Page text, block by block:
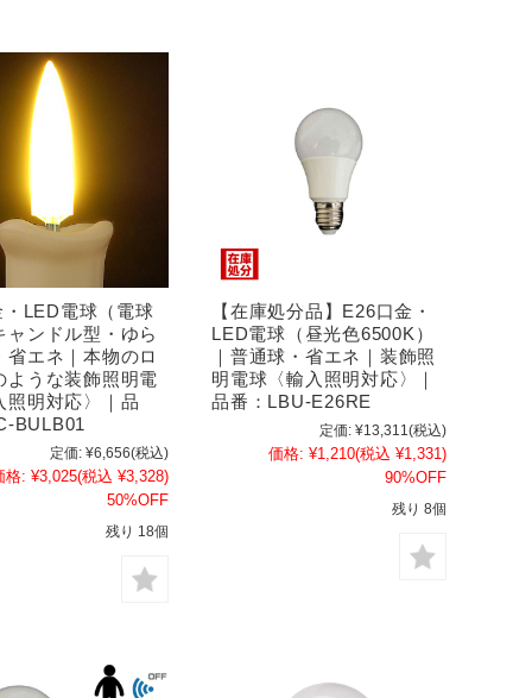
・LED電球（電球
ャンドル型・ゆら
省エネ｜本物のロ
ような装飾照明電
照明対応〉｜品
BULB01
定価: ¥6,656(税込)
格: ¥3,025(税込 ¥3,328)
50%OFF
残り 18個
【在庫処分品】E26口金・
LED電球（昼光色6500K）
｜普通球・省エネ｜装飾照
明電球〈輸入照明対応〉｜
品番：LBU-E26RE
定価: ¥13,311(税込)
価格: ¥1,210(税込 ¥1,331)
90%OFF
残り 8個